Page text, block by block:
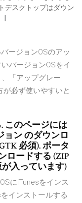
デスクトップはダウン
ージョンOSのアッ
バージョンOSをイ
「アップグレー
が必ず使いやすいと
このページには
ョン のダウンロ
必須). ポータ
ロードする (ZIP
入っています)
にiTunesをインス
インストールする